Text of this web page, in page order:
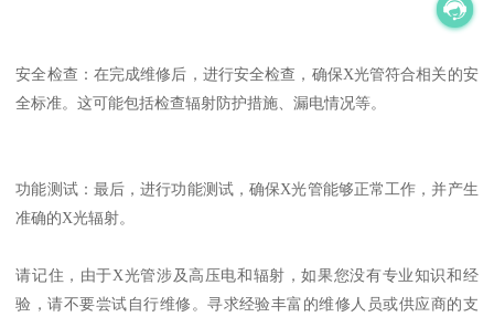
安全检查：在完成维修后，进行安全检查，确保X光管符合相关的安
全标准。这可能包括检查辐射防护措施、漏电情况等。
功能测试：最后，进行功能测试，确保X光管能够正常工作，并产生
准确的X光辐射。
请记住，由于X光管涉及高压电和辐射，如果您没有专业知识和经
验，请不要尝试自行维修。寻求经验丰富的维修人员或供应商的支